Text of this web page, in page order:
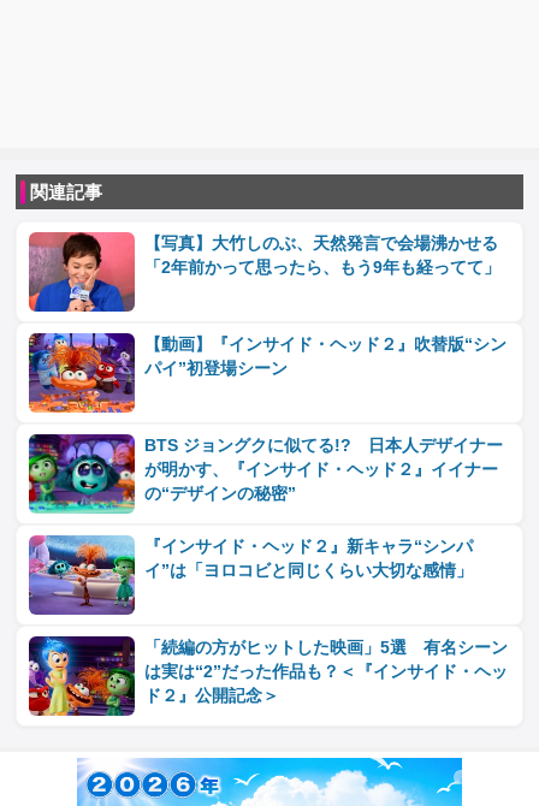
関連記事
【写真】大竹しのぶ、天然発言で会場沸かせる
「2年前かって思ったら、もう9年も経ってて」
【動画】『インサイド・ヘッド２』吹替版“シン
パイ”初登場シーン
BTS ジョングクに似てる!? 日本人デザイナー
が明かす、『インサイド・ヘッド２』イイナー
の“デザインの秘密”
『インサイド・ヘッド２』新キャラ“シンパ
イ”は「ヨロコビと同じくらい大切な感情」
「続編の方がヒットした映画」5選 有名シーン
は実は“2”だった作品も？＜『インサイド・ヘッ
ド２』公開記念＞